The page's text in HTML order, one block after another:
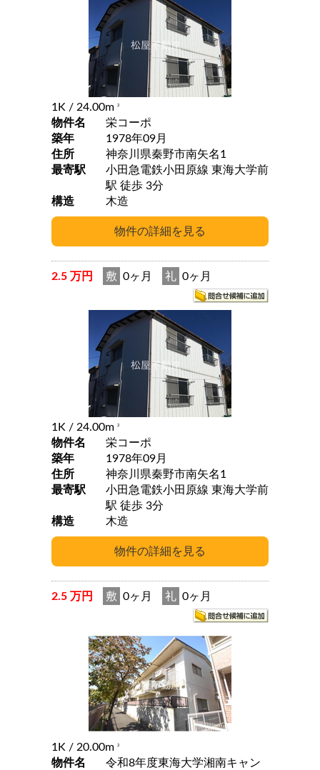
1K / 24.00m 2
物件名
栄コーポ
築年
1978年09月
住所
神奈川県秦野市南矢名1
最寄駅
小田急電鉄小田原線 東海大学前
駅 徒歩 3分
構造
木造
2.5 万円 敷 0ヶ月 礼 0ヶ月
1K / 24.00m 2
物件名
栄コーポ
築年
1978年09月
住所
神奈川県秦野市南矢名1
最寄駅
小田急電鉄小田原線 東海大学前
駅 徒歩 3分
構造
木造
2.5 万円 敷 0ヶ月 礼 0ヶ月
1K / 20.00m 2
物件名
令和8年度東海大学湘南キャン